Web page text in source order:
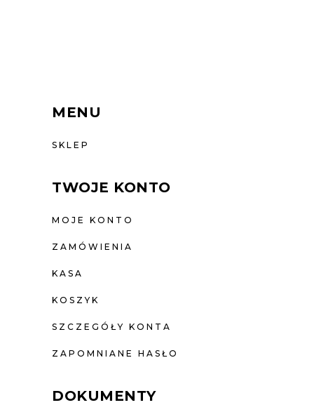
MENU
SKLEP
TWOJE KONTO
MOJE KONTO
ZAMÓWIENIA
KASA
KOSZYK
SZCZEGÓŁY KONTA
ZAPOMNIANE HASŁO
DOKUMENTY